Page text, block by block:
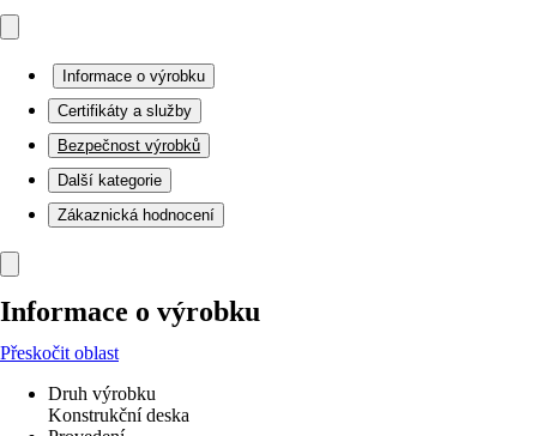
Informace o výrobku
Certifikáty a služby
Bezpečnost výrobků
Další kategorie
Zákaznická hodnocení
Informace o výrobku
Přeskočit oblast
Druh výrobku
Konstrukční deska